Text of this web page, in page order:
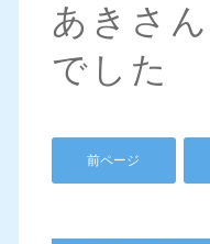
あきさ
でした
前ページ